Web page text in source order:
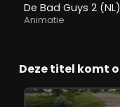
De Bad Guys 2 (NL)
Animatie
Deze titel komt